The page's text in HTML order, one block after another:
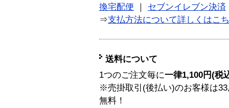
換宅配便
セブンイレブン決済
⇒支払方法について詳しくはこ
送料について
1つのご注文毎に一律1,100円(税
※売掛取引(後払い)のお客様は
無料！